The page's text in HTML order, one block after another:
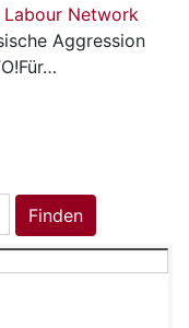
Network
Aggression
Finden